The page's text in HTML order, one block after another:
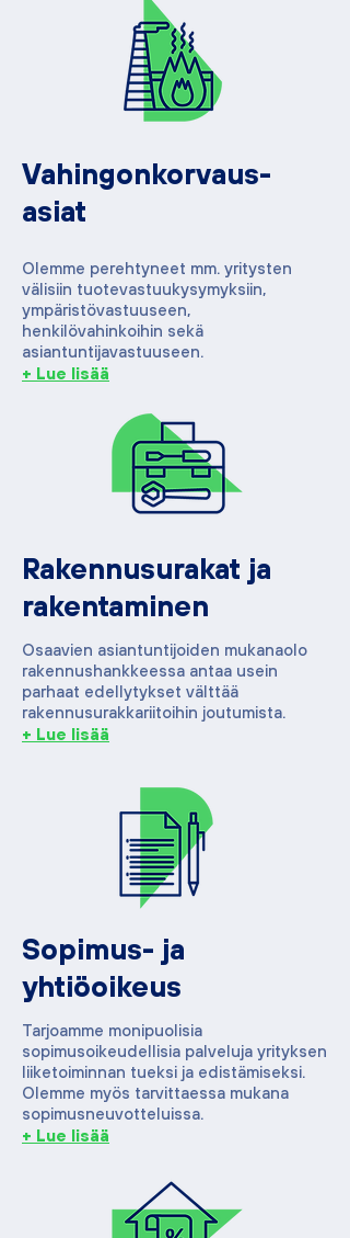
Vahingonkorvaus-
asiat
Olemme perehtyneet mm. yritysten
välisiin tuotevastuukysymyksiin,
ympäristövastuuseen,
henkilövahinkoihin sekä
asiantuntijavastuuseen.
+ Lue lisää
Rakennusurakat ja
rakentaminen
Osaavien asiantuntijoiden mukanaolo
rakennushankkeessa antaa usein
parhaat edellytykset välttää
rakennusurakkariitoihin joutumista.
+ Lue lisää
Sopimus- ja
yhtiöoikeus
Tarjoamme monipuolisia
sopimusoikeudellisia palveluja yrityksen
liiketoiminnan tueksi ja edistämiseksi.
Olemme myös tarvittaessa mukana
sopimusneuvotteluissa.
+ Lue lisää